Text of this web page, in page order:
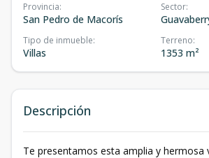
Provincia:
San Pedro de Macorís
Sector:
Tipo de inmueble:
Villas
Terreno:
1353 m²
Descripción
Te presentamos esta amplia y hermosa